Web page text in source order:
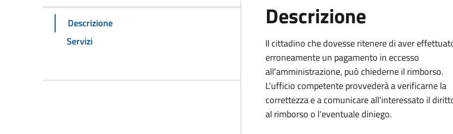
Descrizione
Servizi
Descrizione
Il cittadino che dovesse ritenere di aver
erroneamente un pagamento in eccesso
all'amministrazione, può chiederne il rimborso.
L'ufficio competente provvederà a verificarne la
correttezza e a comunicare all'interessato il
al rimborso o l'eventuale diniego.